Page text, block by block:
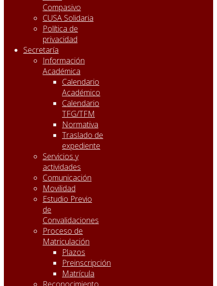
Compasivo
CUSA Solidaria
Política de
privacidad
Secretaría
Información
Académica
Calendario
Académico
Calendario
TFG/TFM
Normativa
Traslado de
expediente
Servicios y
actividades
Comunicación
Movilidad
Estudio Previo
de
Convalidaciones
Proceso de
Matriculación
Plazos
Preinscripción
Matrícula